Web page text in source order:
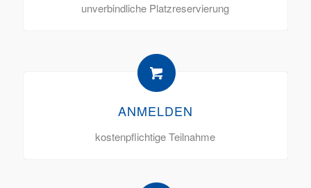
unverbindliche Platzreservierung
ANMELDEN
kostenpflichtige Teilnahme